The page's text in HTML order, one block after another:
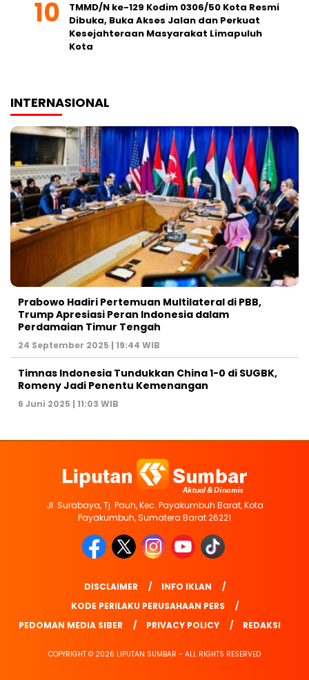
TMMD/N ke-129 Kodim 0306/50 Kota Resmi
Dibuka, Buka Akses Jalan dan Perkuat
Kesejahteraan Masyarakat Limapuluh
Kota
INTERNASIONAL
Prabowo Hadiri Pertemuan Multilateral di PBB,
Trump Apresiasi Peran Indonesia dalam
Perdamaian Timur Tengah
24 September 2025 | 19:44 WIB
Timnas Indonesia Tundukkan China 1-0 di SUGBK,
Romeny Jadi Penentu Kemenangan
6 Juni 2025 | 11:03 WIB
Jl. Surabaya, Tj. Pauh, Kec. Payakumbuh Barat, Kota
Payakumbuh, Sumatera Barat 26221
DISCLAIMER
INFO IKLAN
KODE PERILAKU PERUSAHAAN PERS
PEDOMAN MEDIA SIBER
PRIVACY POLICY REDAKSI
COPYRIGHT © 2026 LIPUTAN SUMBAR - ALL RIGHTS RESERVED